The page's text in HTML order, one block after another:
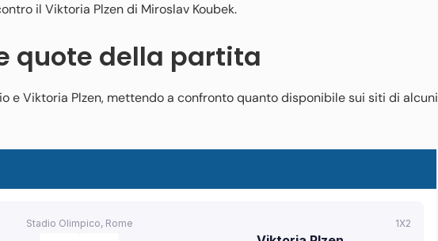
il Viktoria Plzen di Miroslav Koubek.
quote della partita
e Viktoria Plzen, mettendo a confronto quanto disponibile sui siti di alcuni